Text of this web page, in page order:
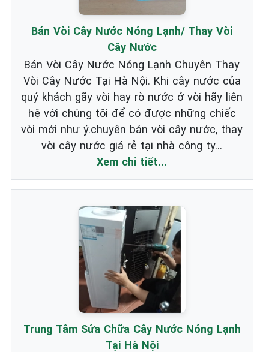
Bán Vòi Cây Nước Nóng Lạnh/ Thay Vòi
Cây Nước
Bán Vòi Cây Nước Nóng Lạnh Chuyên Thay
Vòi Cây Nước Tại Hà Nội. Khi cây nước của
quý khách gãy vòi hay rò nước ở vòi hãy liên
hệ với chúng tôi để có được những chiếc
vòi mới như ý.chuyên bán vòi cây nước, thay
vòi cây nước giá rẻ tại nhà công ty...
Xem chi tiết...
Trung Tâm Sửa Chữa Cây Nước Nóng Lạnh
Tại Hà Nội